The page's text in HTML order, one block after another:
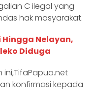
C ilegal yang
hak masyarakat.
Nelayan,
Diduga
ini,TifaPapua.net
konfirmasi kepada